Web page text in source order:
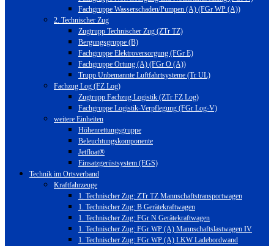
Fachgruppe Wasserschaden/Pumpen (A) (FGr WP (A))
2. Technischer Zug
Zugtrupp Technischer Zug (ZTr TZ)
Bergungsgruppe (B)
Fachgruppe Elektroversorgung (FGr E)
Fachgruppe Ortung (A) (FGr O (A))
Trupp Unbemannte Luftfahrtsysteme (Tr UL)
Fachzug Log (FZ Log)
Zugtrupp Fachzug Logistik (ZTr FZ Log)
Fachgruppe Logistik-Verpflegung (FGr Log-V)
weitere Einheiten
Höhenrettungsgruppe
Beleuchtungskomponente
Jetfloat®
Einsatzgerüstsystem (EGS)
Technik im Ortsverband
Kraftfahrzeuge
1. Technischer Zug: ZTr TZ Mannschaftstransportwagen
1. Technischer Zug: B Gerätekraftwagen
1. Technischer Zug: FGr N Gerätekraftwagen
1. Technischer Zug: FGr WP (A) Mannschaftslastwagen IV
1. Technischer Zug: FGr WP (A) LKW Ladebordwand